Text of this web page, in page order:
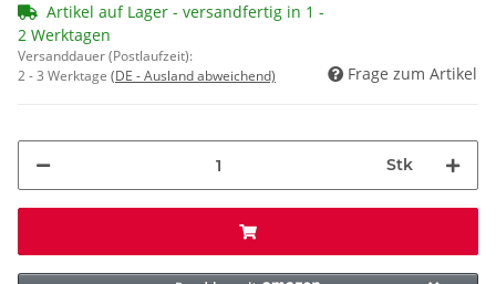
Artikel auf Lager - versandfertig in 1 -
2 Werktagen
Versanddauer (Postlaufzeit):
2 - 3 Werktage (DE - Ausland abweichend) Frage zum Artikel
Stk